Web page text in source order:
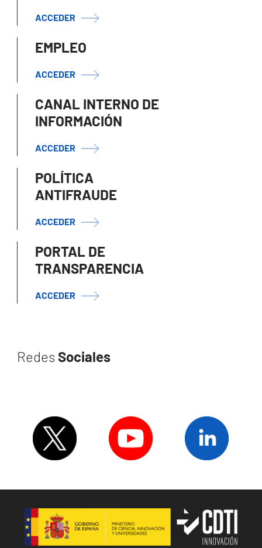
ACCEDER
EMPLEO
ACCEDER
CANAL INTERNO DE
INFORMACIÓN
ACCEDER
POLÍTICA
ANTIFRAUDE
ACCEDER
PORTAL DE
TRANSPARENCIA
ACCEDER
Redes Sociales